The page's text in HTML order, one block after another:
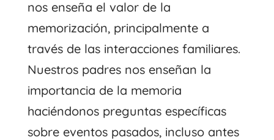
nos enseña el valor de la
memorización, principalmente a
través de las interacciones familiares.
Nuestros padres nos enseñan la
importancia de la memoria
haciéndonos preguntas específicas
sobre eventos pasados, incluso antes